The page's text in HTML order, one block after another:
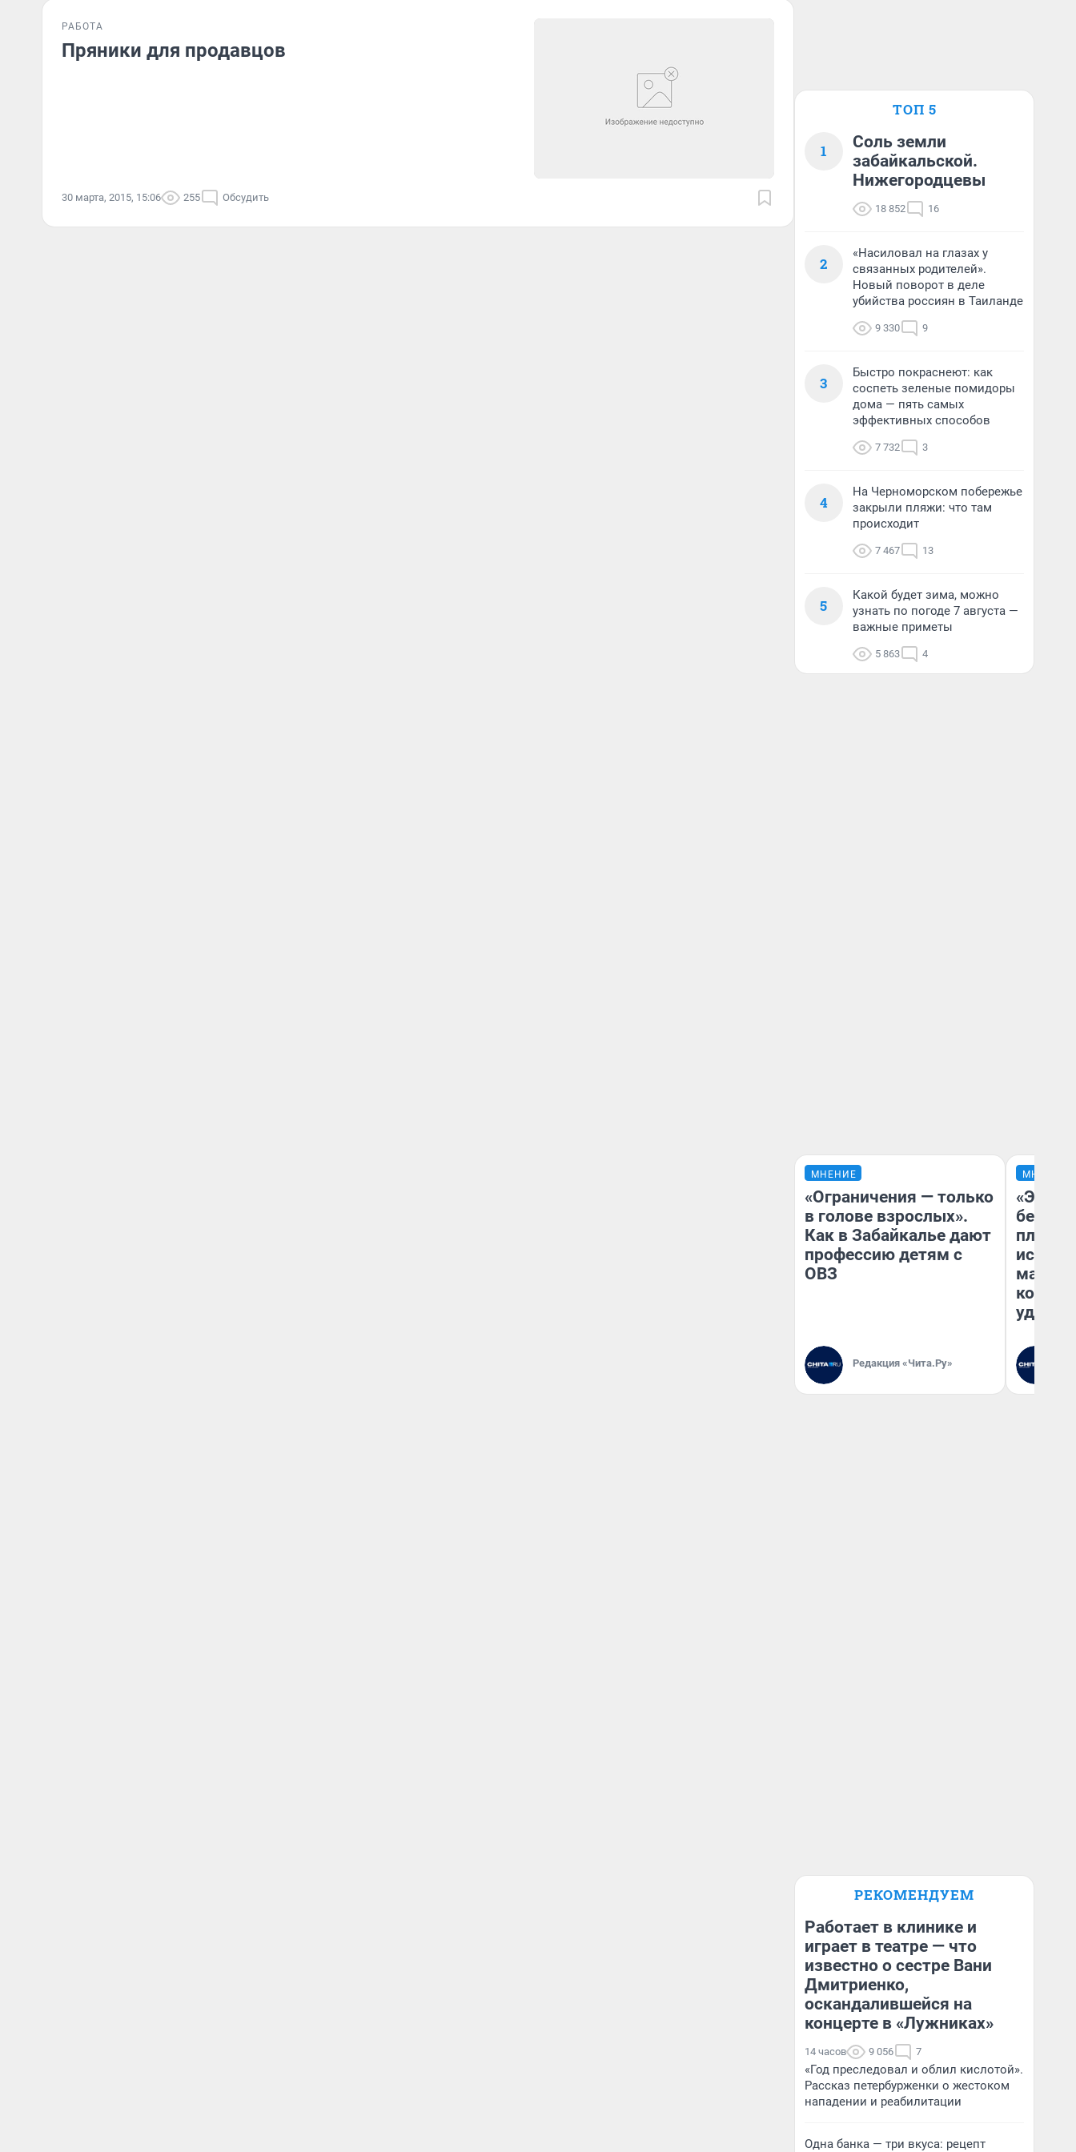
РАБОТА
Пряники для продавцов
30 марта, 2015, 15:06 255 Обсудить
ТОП 5
1
Соль земли
забайкальской.
Нижегородцевы
18 852 16
2
«Насиловал на глазах у
связанных родителей».
Новый поворот в деле
убийства россиян в Таиланде
9 330 9
3
Быстро покраснеют: как
соспеть зеленые помидоры
дома — пять самых
эффективных способов
7 732 3
4
На Черноморском побережье
закрыли пляжи: что там
происходит
7 467 13
5
Какой будет зима, можно
узнать по погоде 7 августа —
важные приметы
5 863 4
МНЕНИЕ
«Ограничения — только
в голове взрослых».
Как в Забайкалье дают
профессию детям с
ОВЗ
Редакция «Чита.Ру»
МНЕНИЕ
«Это
РЕКОМЕНДУЕМ
Работает в клинике и
играет в театре — что
известно о сестре Вани
Дмитриенко,
оскандалившейся на
концерте в «Лужниках»
14 часов 9 056 7
«Год преследовал и облил кислотой».
Рассказ петербурженки о жестоком
нападении и реабилитации
Одна банка — три вкуса: рецепт